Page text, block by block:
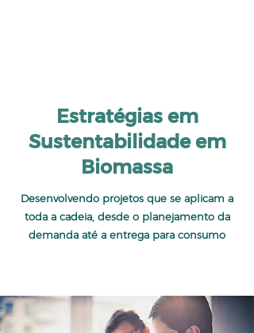
Estratégias em
Sustentabilidade em
Biomassa
Desenvolvendo projetos que se aplicam a
toda a cadeia, desde o planejamento da
demanda até a entrega para consumo